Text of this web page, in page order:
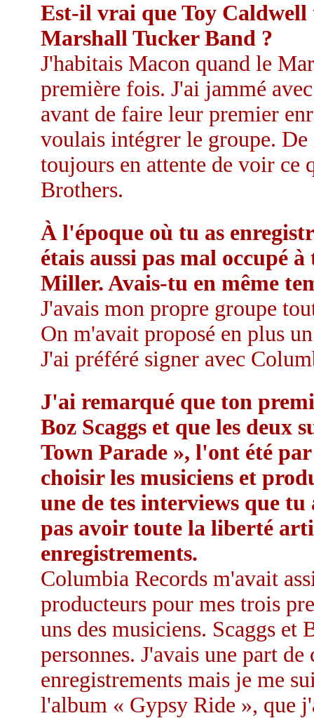
Est-il vrai que Toy
Marshall Tucker Band ?
J'habitais Macon quand le
première fois. J'ai jammé
avant de faire leur premier
voulais intégrer le groupe.
toujours en attente de voir ce
Brothers.
À l'époque où tu as
étais aussi pas mal occupé
Miller. Avais-tu en même
J'avais mon propre groupe
On m'avait proposé en plus
J'ai préféré signer avec
J'ai remarqué que ton
Boz Scaggs et que les deux
Town Parade », l'ont été
choisir les musiciens et
une de tes interviews que
pas avoir toute la liberté
enregistrements.
Columbia Records m'avait
producteurs pour mes trois
uns des musiciens. Scaggs et
personnes. J'avais une part
enregistrements mais je me
l'album « Gypsy Ride », que